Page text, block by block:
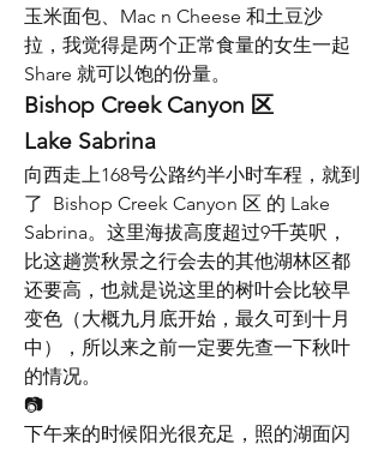
玉米面包、Mac n Cheese 和土豆沙
拉，我觉得是两个正常食量的女生一起
Share 就可以饱的份量。
Bishop Creek Canyon 区
Lake Sabrina
‎向西走上168号公路约半小时车程，就到
了  Bishop Creek Canyon 区 的 Lake
Sabrina。这里海拔高度超过9千英呎，
比这趟赏秋景之行会去的其他湖林区都
还要高，也就是说这里的树叶会比较早
变色（大概九月底开始，最久可到十月
中），所以来之前一定要先查一下秋叶
的情况。
📷
下午来的时候阳光很充足，照的湖面闪